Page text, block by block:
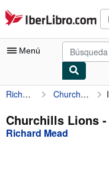
Pasar al contenido principal
IberLibro.com
Menú
Mi cuenta
Consultar mis pedidos
Búsqueda avanzada
Richard Mead Churchills Lions
Churchills Lions -
Richard Mead